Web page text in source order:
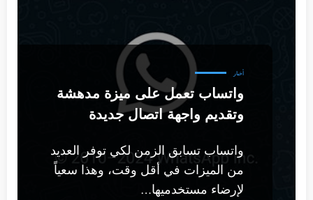
أخبار
واتساب تعمل على ميزة مدهشة
وتقديم واجهة اتصال جديدة
واتساب تسابق الزمن لكي توفر العديد
من الميزات في أقل وقت، وهذا سعياً
لإرضاء مستخدميها…